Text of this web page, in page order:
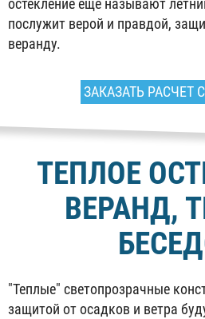
остекление еще называют
послужит верой и правдой,
веранду.
ЗАКАЗАТЬ РАСЧЕТ
ТЕПЛОЕ
ВЕРАНД,
"Теплые" светопрозрачные
защитой от осадков и ветра